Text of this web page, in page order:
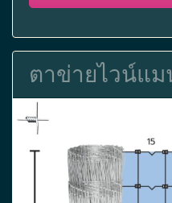
ตาข่ายไวน์แม